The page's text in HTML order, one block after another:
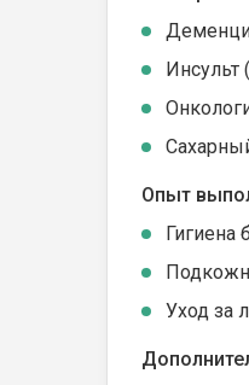
Инсульт
Опыт
Гигиена
Уход за